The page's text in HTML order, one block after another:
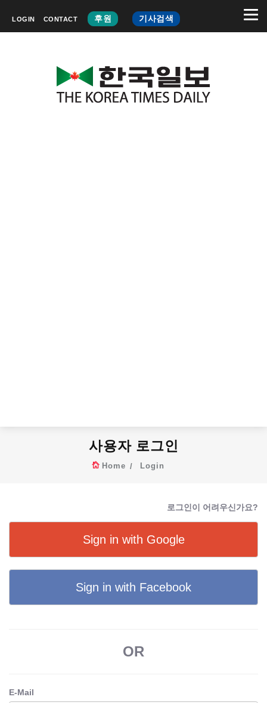
LOGIN CONTACT 후원 기사검색
사용자 로그인
Home Login
로그인이 어려우신가요?
Sign in with Google
Sign in with Facebook
OR
E-Mail